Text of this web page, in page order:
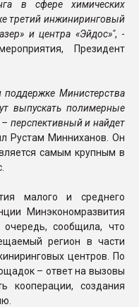
в сфере химических
третий инжиниринговый
и центра «Эйдос»", -
Президент
Министерства
выпускать полимерные
перспективный и найдет
Рустам Минниханов. Он
самым крупным в
малого и среднего
Минэкономразвития
сообщила, что
регион в части
центров. По
– ответ на вызовы
кооперации, создания